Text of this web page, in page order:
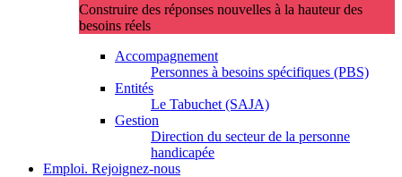
Construire des réponses nouvelles à la hauteur des
besoins réels
Accompagnement
Personnes à besoins spécifiques (PBS)
Entités
Le Tabuchet (SAJA)
Gestion
Direction du secteur de la personne
handicapée
Emploi. Rejoignez-nous